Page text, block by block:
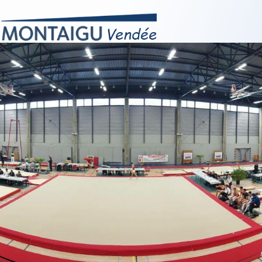
PALMARÈS PRESSE MARKET CLUB AJA